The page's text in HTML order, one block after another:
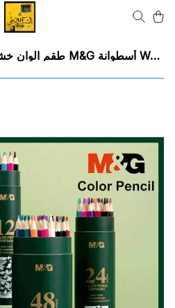
طقم الوان خشب M&G أسطوانة Wood color set M&G Cylinder